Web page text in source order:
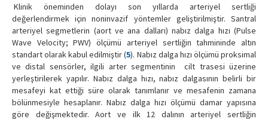
Klinik öneminden dolayı son yıllarda arteriyel sertliği
değerlendirmek için noninvazif yöntemler geliştirilmiştir. Santral
arteriyel segmetlerin (aort ve ana dalları) nabız dalga hızı (Pulse
Wave Velocity; PWV) ölçümü arteriyel sertliğin tahmininde altın
standart olarak kabul edilmiştir (5). Nabız dalga hızı ölçümü proksimal
ve distal sensörler, ilgili arter segmentinin cilt trasesi üzerine
yerleştirilerek yapılır. Nabız dalga hızı, nabız dalgasının belirli bir
mesafeyi kat ettiği süre olarak tanımlanır ve mesafenin zamana
bölünmesiyle hesaplanır. Nabız dalga hızı ölçümü damar yapısına
göre değişmektedir. Aort ve ilk 12 dalının arteriyel sertliğin